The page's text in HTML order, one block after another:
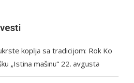
koplja sa tradicijom: Rok Ko
„Istina mašinu” 22. avgusta